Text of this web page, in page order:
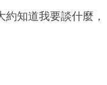
知道我要談什麼，